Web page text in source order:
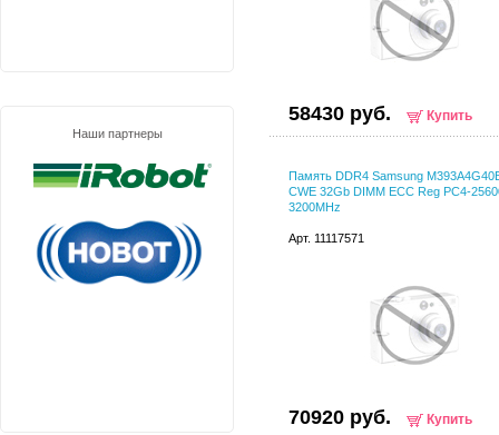
58430 руб. Купить
Память DDR4 Samsung
CWE 32Gb DIMM ECC Reg PC4-
3200MHz
Арт. 11117571
70920 руб. Купить
Наши партнеры